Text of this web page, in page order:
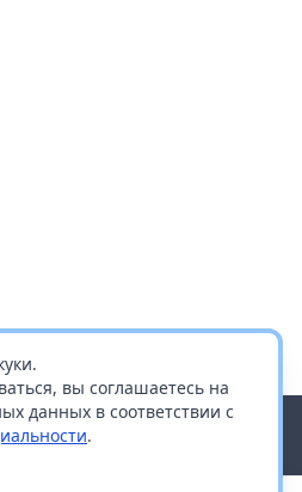
вы соглашаетесь на
данных в соответствии с
.